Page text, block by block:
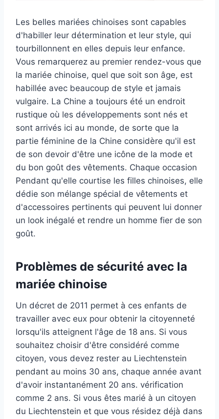
Les belles mariées chinoises sont capables
d'habiller leur détermination et leur style, qui
tourbillonnent en elles depuis leur enfance.
Vous remarquerez au premier rendez-vous que
la mariée chinoise, quel que soit son âge, est
habillée avec beaucoup de style et jamais
vulgaire. La Chine a toujours été un endroit
rustique où les développements sont nés et
sont arrivés ici au monde, de sorte que la
partie féminine de la Chine considère qu'il est
de son devoir d'être une icône de la mode et
du bon goût des vêtements. Chaque occasion
Pendant qu'elle courtise les filles chinoises, elle
dédie son mélange spécial de vêtements et
d'accessoires pertinents qui peuvent lui donner
un look inégalé et rendre un homme fier de son
goût.
Problèmes de sécurité avec la
mariée chinoise
Un décret de 2011 permet à ces enfants de
travailler avec eux pour obtenir la citoyenneté
lorsqu'ils atteignent l'âge de 18 ans. Si vous
souhaitez choisir d'être considéré comme
citoyen, vous devez rester au Liechtenstein
pendant au moins 30 ans, chaque année avant
d'avoir instantanément 20 ans. vérification
comme 2 ans. Si vous êtes marié à un citoyen
du Liechtenstein et que vous résidez déjà dans